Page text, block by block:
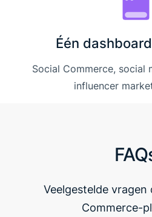
Één
Social Commerce, social
influencer
Veelgestelde vragen
Commerce-